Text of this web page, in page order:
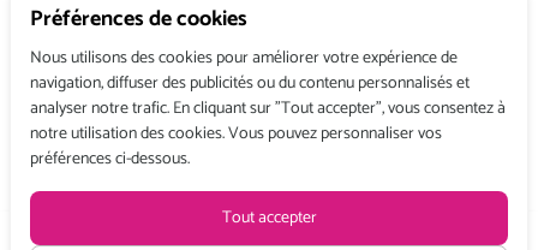
Préférences de cookies
Nous utilisons des cookies pour améliorer votre expérience de
navigation, diffuser des publicités ou du contenu personnalisés et
analyser notre trafic. En cliquant sur "Tout accepter", vous consentez à
notre utilisation des cookies. Vous pouvez personnaliser vos
préférences ci-dessous.
Tout accepter
Tarifs HT à partir de :
Copyright © 2026 Choose & Work. Tous droits réservés.
Tél: +33 (0) 1 80 522 522
Belgique : 156, avenue de Floréal – 1180 BRUXELLES
Conditions générales de ventePolitique de confidentialitéMentions légales